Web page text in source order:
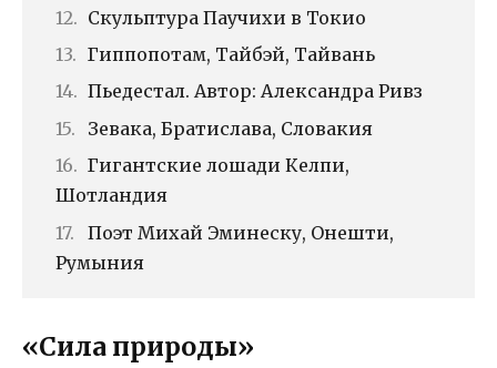
Скульптура Паучихи в Токио
Гиппопотам, Тайбэй, Тайвань
Пьедестал. Автор: Александра Ривз
Зевака, Братислава, Словакия
Гигантские лошади Келпи,
Шотландия
Поэт Михай Эминеску, Онешти,
Румыния
«Сила природы»